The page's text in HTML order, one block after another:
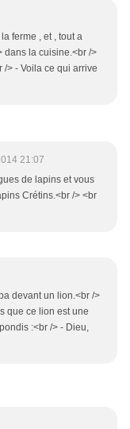
ferme , et , tout a
dans la cuisine.<br />
> - Voila ce qui arrive
21:07
de lapins et vous
Crétins.<br /> <br
devant un lion.<br />
que ce lion est une
:<br /> - Dieu,